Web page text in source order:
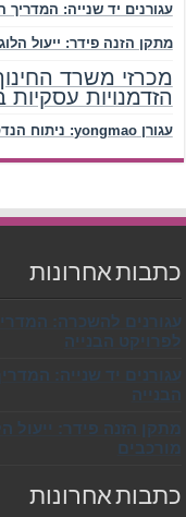
עגורנים יד שנייה: המדריך
מתקן הזנה פידר: ייעול
מכרזי משרד
הזדמנויות
עגורן yongmao: ניתוח הנדסי של ביצועים ויעילות באתרי בנייה מורכבים
כתבות אחרונות
עגורנים להשכרה:
לפרויקט הבנייה
עגורנים יד שנייה:
הבנייה
מתקן הזנה פידר: ייעול
מורכבים
כתבות אחרונות